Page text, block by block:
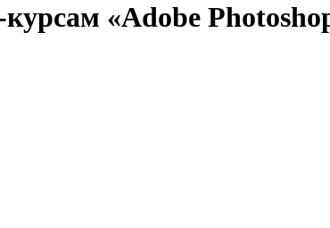
«Adobe